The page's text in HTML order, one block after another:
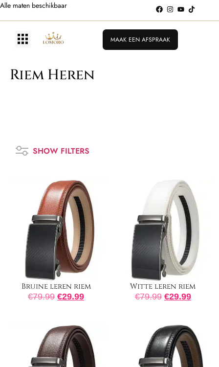
Alle maten beschikbaar
MAAK EEN AFSPRAAK
Riem Heren
SHOW FILTERS
Bruine leren riem
€79.99 €29.99
Witte leren riem
€79.99 €29.99